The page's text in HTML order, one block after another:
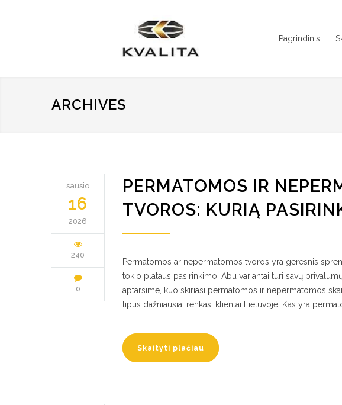
Pagrindinis
ARCHIVES
sausio
16
2026
240
0
PERMATOMOS IR
TVOROS: KURIĄ
Permatomos ar nepermatomos tvoros yra geresnis
tokio plataus pasirinkimo. Abu variantai turi savų
aptarsime, kuo skiriasi permatomos ir nepermatomos
tipus dažniausiai renkasi klientai Lietuvoje. Kas yra
Skaityti plačiau